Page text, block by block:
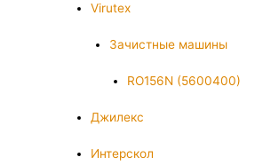
Virutex
Зачистные машины
RO156N (5600400)
Джилекс
Интерскол